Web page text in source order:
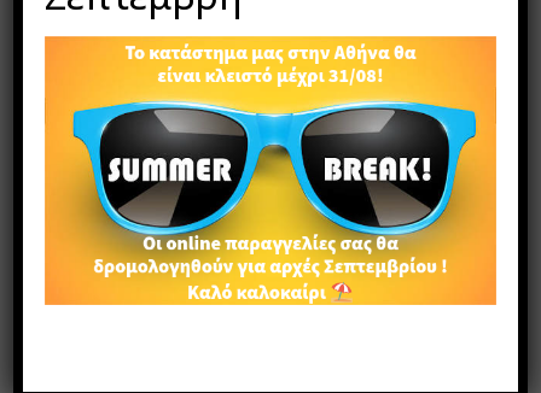
SKU:8k124
Κολιέ με κουμπιά, Κοσμήματα
ζωγραφιστό,κολιέ,κουμπί,χειροποίητο
ΠΕΡΙΓΡΑΦΉ
Κολιέ με κουμπιά από κοκοφοίνικα, ζωγραφισμένα